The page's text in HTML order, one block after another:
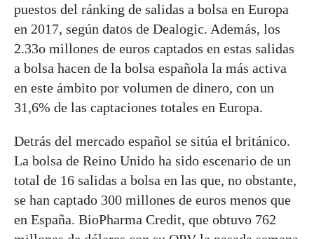
puestos del ránking de salidas a bolsa en Europa
en 2017, según datos de Dealogic. Además, los
2.33o millones de euros captados en estas salidas
a bolsa hacen de la bolsa española la más activa
en este ámbito por volumen de dinero, con un
31,6% de las captaciones totales en Europa.
Detrás del mercado español se sitúa el británico.
La bolsa de Reino Unido ha sido escenario de un
total de 16 salidas a bolsa en las que, no obstante,
se han captado 300 millones de euros menos que
en España. BioPharma Credit, que obtuvo 762